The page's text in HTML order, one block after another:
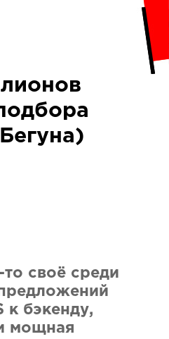
своё среди
к бэкенду,
мощная